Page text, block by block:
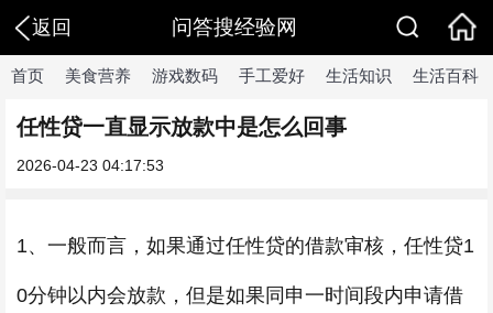
返回 问答搜经验网
首页 美食营养 游戏数码 手工爱好 生活知识 生活百科
任性贷一直显示放款中是怎么回事
2026-04-23 04:17:53
1、一般而言，如果通过任性贷的借款审核，任性贷1
0分钟以内会放款，但是如果同申一时间段内申请借